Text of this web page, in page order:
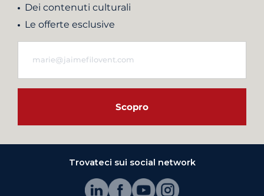
Dei contenuti culturali
Le offerte esclusive
Scopro
Trovateci sui social network